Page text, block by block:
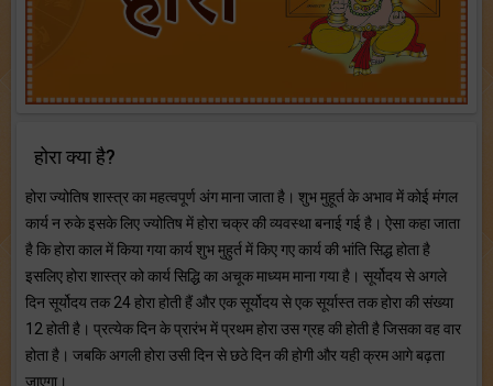
होरा क्या है?
होरा ज्योतिष शास्त्र का महत्वपूर्ण अंग माना जाता है। शुभ मुहूर्त के अभाव में कोई मंगल
कार्य न रुके इसके लिए ज्योतिष में होरा चक्र की व्यवस्था बनाई गई है। ऐसा कहा जाता
है कि होरा काल में किया गया कार्य शुभ मुहुर्त में किए गए कार्य की भांति सिद्ध होता है
इसलिए होरा शास्त्र को कार्य सिद्धि का अचूक माध्यम माना गया है। सूर्योदय से अगले
दिन सूर्योदय तक 24 होरा होती हैं और एक सूर्योदय से एक सूर्यास्त तक होरा की संख्या
12 होती है। प्रत्येक दिन के प्रारंभ में प्रथम होरा उस ग्रह की होती है जिसका वह वार
होता है। जबकि अगली होरा उसी दिन से छठे दिन की होगी और यही क्रम आगे बढ़ता
जाएगा।